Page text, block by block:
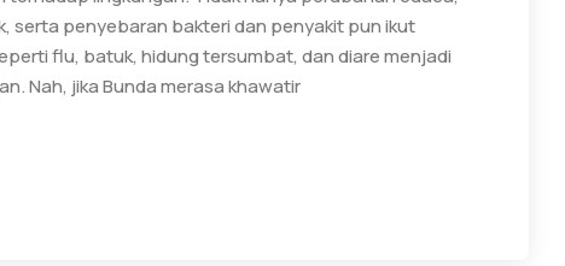
serta penyebaran bakteri dan penyakit pun ikut
flu, batuk, hidung tersumbat, dan diare menjadi
Nah, jika Bunda merasa khawatir